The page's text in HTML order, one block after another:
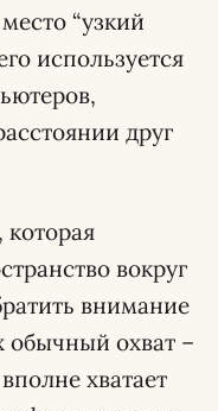
“узкий
используется
друг
вокруг
внимание
обычный охват –
хватает